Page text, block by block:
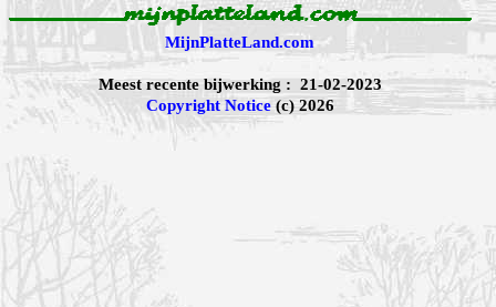
MijnPlatteLand.com
Meest recente bijwerking : 21-02-2023
Copyright Notice(c) 2026